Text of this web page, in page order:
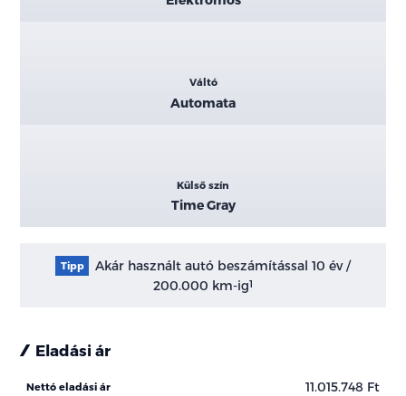
Váltó
Automata
Külső szín
Time Gray
Tipp
Akár használt autó beszámítással 10 év /
200.000 km-ig1
Eladási ár
Nettó eladási ár 11.015.748 Ft